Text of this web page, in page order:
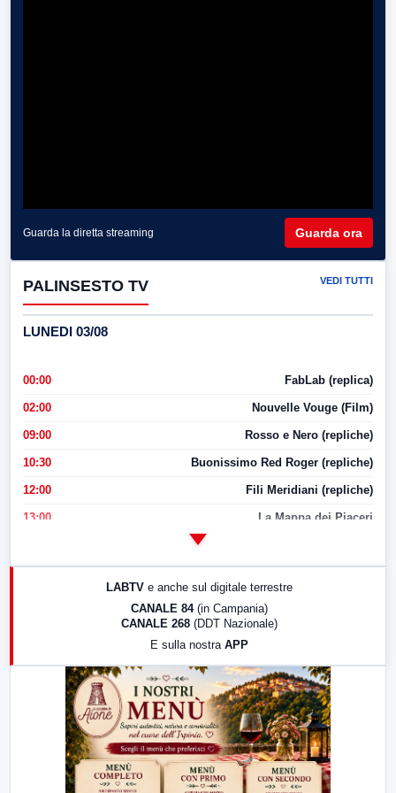
Guarda la diretta streaming Guarda ora
PALINSESTO TV VEDI TUTTI
LUNEDI 03/08
00:00 FabLab (replica)
02:00 Nouvelle Vouge (Film)
09:00 Rosso e Nero (repliche)
10:30 Buonissimo Red Roger (repliche)
12:00 Fili Meridiani (repliche)
13:00 La Mappa dei Piaceri
17:00 LabNews (replica)
LabNews (replica)
LABTV e anche sul digitale terrestre
CANALE 84 (in Campania)
CANALE 268 (DDT Nazionale)
E sulla nostra APP